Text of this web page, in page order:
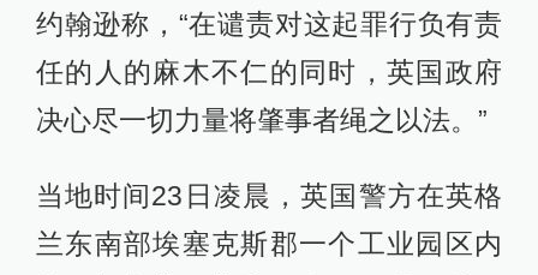
约翰逊称，“在谴责对这起罪行负有责
任的人的麻木不仁的同时，英国政府
决心尽一切力量将肇事者绳之以法。”
当地时间23日凌晨，英国警方在英格
兰东南部埃塞克斯郡一个工业园区内